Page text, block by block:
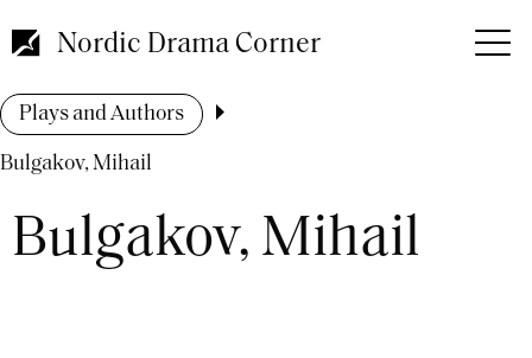
to
main
Nordic Drama Corner
Breadcrumb
Plays and Authors
Bulgakov, Mihail
Bulgakov, Mihail